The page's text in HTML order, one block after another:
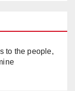
to the people,